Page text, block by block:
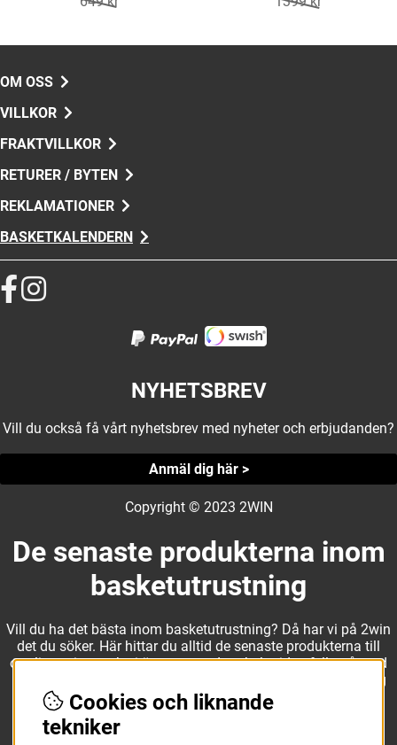
OM OSS
VILLKOR
FRAKTVILLKOR
RETURER / BYTEN
REKLAMATIONER
BASKETKALENDERN
NYHETSBREV
Vill du också få vårt nyhetsbrev med nyheter och erbjudanden?
Anmäl dig här >
Copyright © 2023 2WIN
De senaste produkterna inom
basketutrustning
Vill du ha det bästa inom basketutrustning? Då har vi på 2win
det du söker. Här hittar du alltid de senaste produkterna till
otroliga priser, och vi är noga med att hela tiden fylla på med
nyheter i webbshopen. Det gör oss till ett naturligt val för dig
som vill ha utrustning som överträffar alla andra märken.
Cookies och liknande
tekniker